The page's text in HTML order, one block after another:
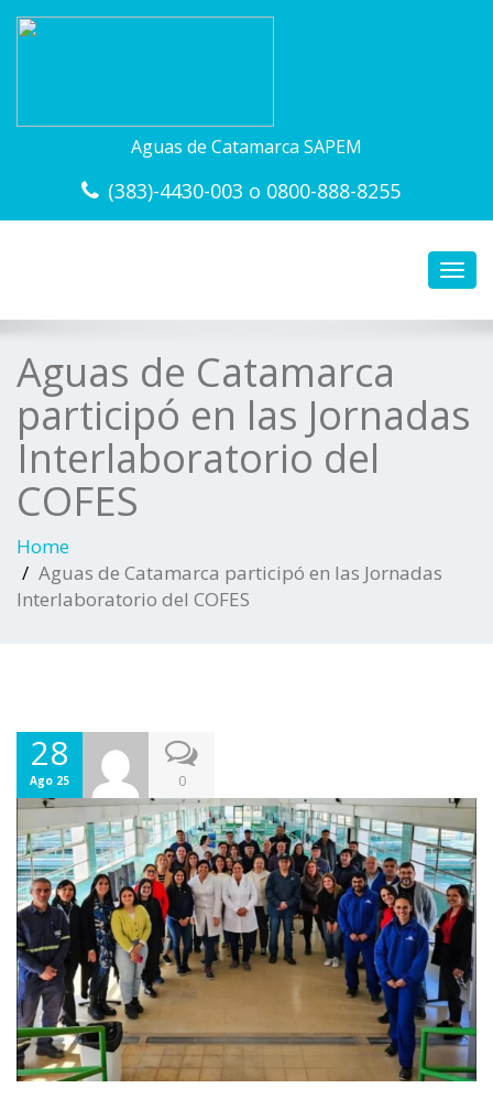
Aguas de Catamarca SAPEM
(383)-4430-003 o 0800-888-8255
Aguas de Catamarca
participó en las Jornadas
Interlaboratorio del
COFES
Home
Aguas de Catamarca participó en las Jornadas
Interlaboratorio del COFES
28
Ago 25 0